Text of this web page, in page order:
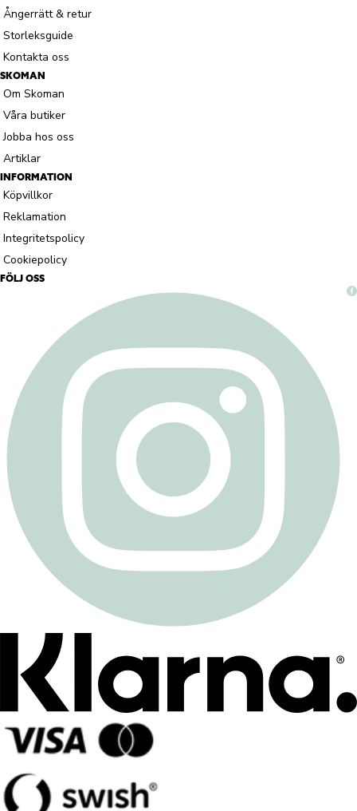
Ångerrätt & retur
Storleksguide
Kontakta oss
SKOMAN
Om Skoman
Våra butiker
Jobba hos oss
Artiklar
INFORMATION
Köpvillkor
Reklamation
Integritetspolicy
Cookiepolicy
FÖLJ OSS